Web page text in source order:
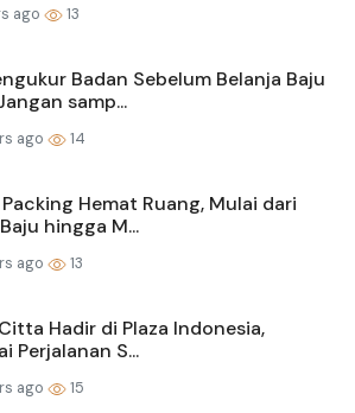
ago 13
Badan Sebelum Belanja Baju
samp...
ago 14
Hemat Ruang, Mulai dari
hingga M...
ago 13
Hadir di Plaza Indonesia,
Perjalanan S...
ago 15